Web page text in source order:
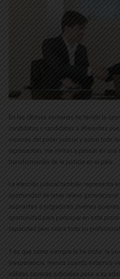
En las últimas semanas he tenido la
candidatos y candidatas a diferentes
visiones del poder judicial y sobre todo
representan, me invitan a pensar en una
transformación de la justicia en el país.
La elección judicial también representa
oportunidad de tener relevo
aspirantes a juzgadores jóvenes
oportunidad para participar en este
capacidad pero sobre todo su
Y es que como siempre lo he dicho: la
inexperiencia, menos cuando estamos
sólidas carreras judiciales pese a su